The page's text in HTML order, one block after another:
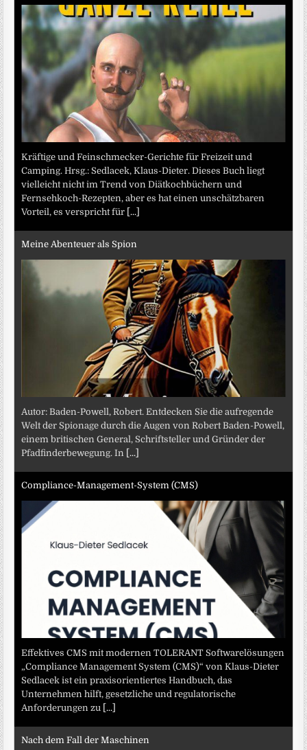
Kräftige und Feinschmecker-Gerichte für Freizeit und
Camping. Hrsg.: Sedlacek, Klaus-Dieter. Dieses Buch liegt
vielleicht nicht im Trend von Diätkochbüchern und
Fernsehkoch-Rezepten, aber es hat einen unschätzbaren
Vorteil, es verspricht für [...]
Meine Abenteuer als Spion
Autor: Baden-Powell, Robert. Entdecken Sie die aufregende
Welt der Spionage durch die Augen von Robert Baden-Powell,
einem britischen General, Schriftsteller und Gründer der
Pfadfinderbewegung. In [...]
Compliance-Management-System (CMS)
Effektives CMS mit modernen TOLERANT Softwarelösungen
„Compliance Management System (CMS)“ von Klaus-Dieter
Sedlacek ist ein praxisorientiertes Handbuch, das
Unternehmen hilft, gesetzliche und regulatorische
Anforderungen zu [...]
Nach dem Fall der Maschinen